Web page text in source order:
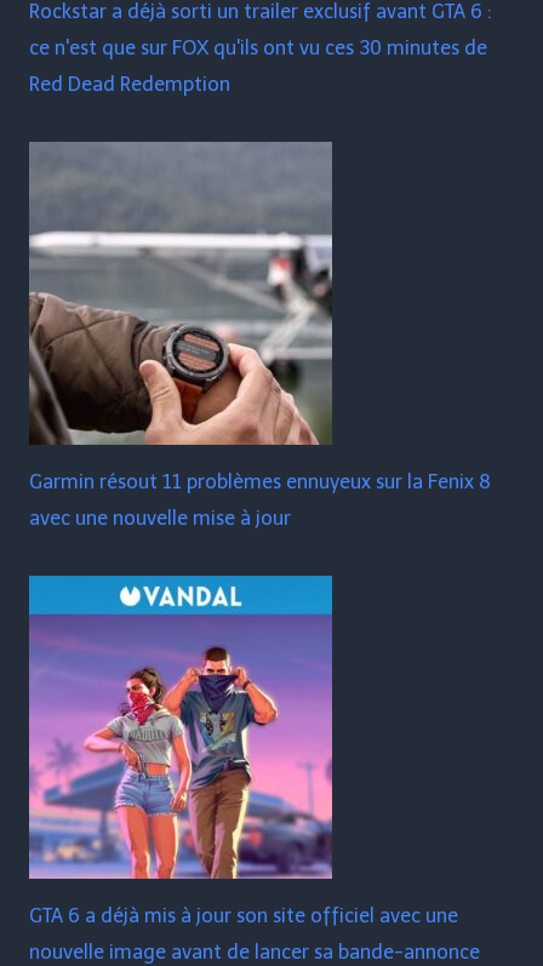
Rockstar a déjà sorti un trailer exclusif avant GTA 6 :
ce n'est que sur FOX qu'ils ont vu ces 30 minutes de
Red Dead Redemption
Garmin résout 11 problèmes ennuyeux sur la Fenix ​​​​8
avec une nouvelle mise à jour
GTA 6 a déjà mis à jour son site officiel avec une
nouvelle image avant de lancer sa bande-annonce